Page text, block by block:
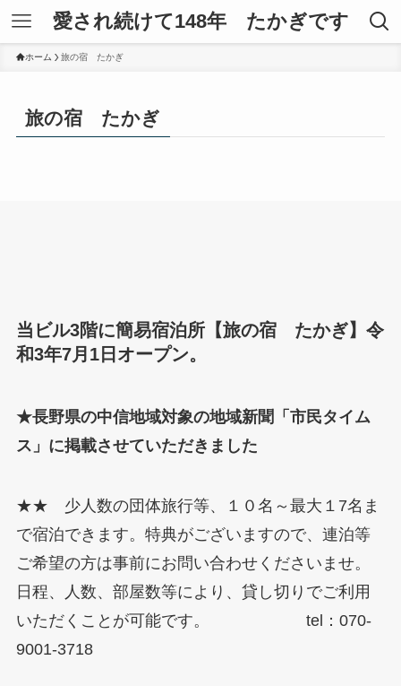
愛され続けて148年 たかぎです
ホーム 旅の宿 たかぎ
旅の宿 たかぎ
当ビル3階に簡易宿泊所【旅の宿 たかぎ】令
和3年7月1日オープン。
★長野県の中信地域対象の地域新聞「市民タイム
ス」に掲載させていただきました
★★ 少人数の団体旅行等、１０名～最大１7名ま
で宿泊できます。特典がございますので、連泊等
ご希望の方は事前にお問い合わせくださいませ。
日程、人数、部屋数等により、貸し切りでご利用
いただくことが可能です。 tel：070-
9001-3718